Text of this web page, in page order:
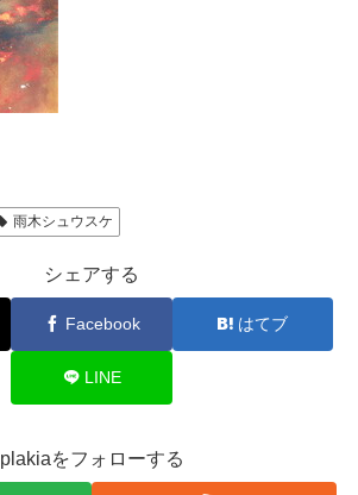
雨木シュウスケ
シェアする
Facebook はてブ
LINE
plakiaをフォローする